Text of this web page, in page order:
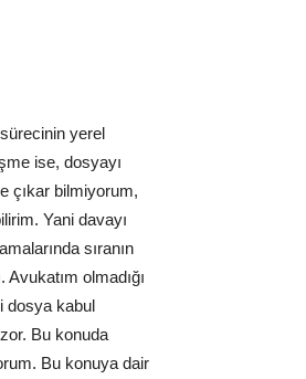
yerel
ise, dosyayı
çıkar bilmiyorum,
Yani davayı
sıranın
olmadığı
dosya kabul
Bu konuda
Bu konuya dair